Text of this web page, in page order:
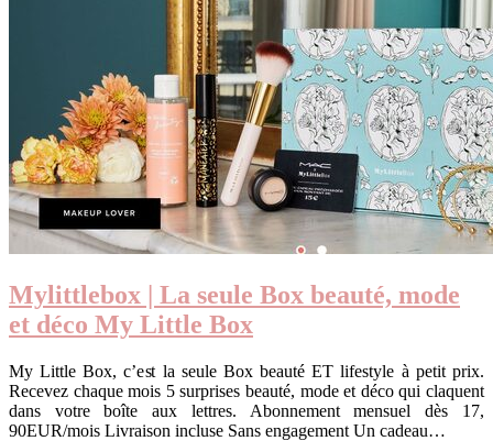
Mylittlebox | La seule Box beauté, mode
et déco My Little Box
My Little Box, c’est la seule Box beauté ET lifestyle à petit prix.
Recevez chaque mois 5 surprises beauté, mode et déco qui claquent
dans votre boîte aux lettres. Abonnement mensuel dès 17,
90EUR/mois Livraison incluse Sans engagement Un cadeau…